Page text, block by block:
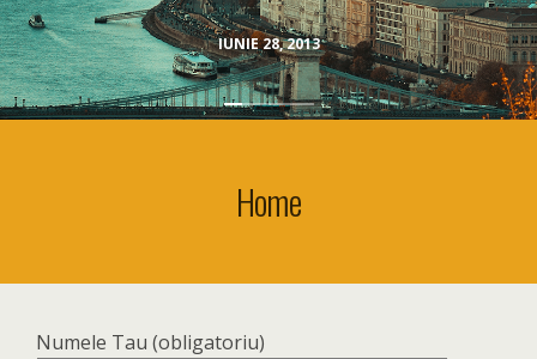
IUNIE 28, 2013
Home
Numele Tau (obligatoriu)